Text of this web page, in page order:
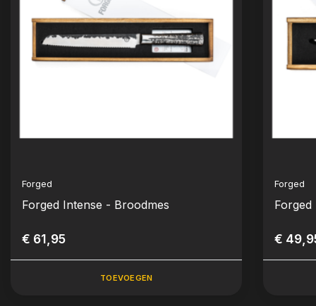
Forged
Forged Intense - Broodmes
€ 61,95
TOEVOEGEN
Forged
€